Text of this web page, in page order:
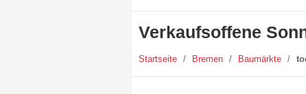
Verkaufsoffene
Startseite / Bremen / Baumärkte /